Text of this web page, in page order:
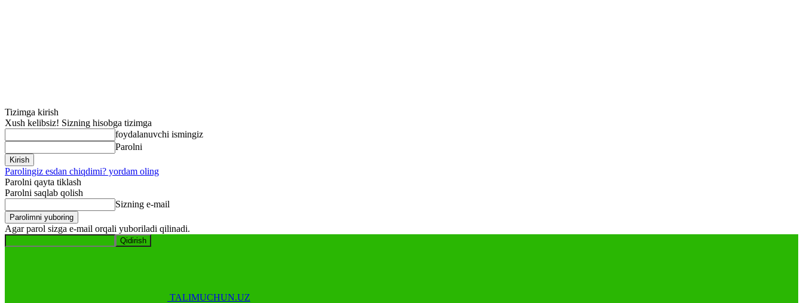
Tizimga kirish
Xush kelibsiz! Sizning hisobga tizimga
foydalanuvchi ismingiz
Parolni
Parolingiz esdan chiqdimi? yordam oling
Parolni qayta tiklash
Parolni saqlab qolish
Sizning e-mail
Agar parol sizga e-mail orqali yuboriladi qilinadi.
TALIMUCHUN.UZ